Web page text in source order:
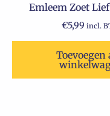
Emleem Zoet
€5,99 incl.
Toevoegen